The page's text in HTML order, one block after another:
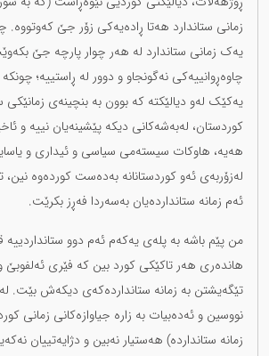
زمانی ستاندارد هەتا ڕادەیەکی زۆر جێ کەوتووە.
یەک زمانی ستاندارد لە هەر چوار پارچە جێ
چاوەڕوانییەکی نەگونجاو و دوور لە ڕاستییە؛
یەکێک لەو دیالێکتە کە بوون بە بنچینەی زمانێکی
کوردستان، لەبەشەکانی دیکە پێشینەیان نییە و
هەیە، هاوکات سیستەمی سیاسی و ئیداری و
لەزۆربەی ئەو کوردستانانە بەدەست کوردەوە نین،
ئەم زمانە ستانداردەیان بەسەردا فەڕز بکرێت.
من پێم باشە بە پلەی یەکەم ئەم دوو ستانداردییە
هاندەری هەر تاکێکی کورد بین کە فێری ئەلفوبێ
تێگەیشتن بە زمانە ستانداردەکەی دیکەش بێت.
نووسین و ئەدەبیات بە زارە جیاوازەکانی زمانی
زمانە ستانداردە) هەستیار نەبین و دژایەتییان